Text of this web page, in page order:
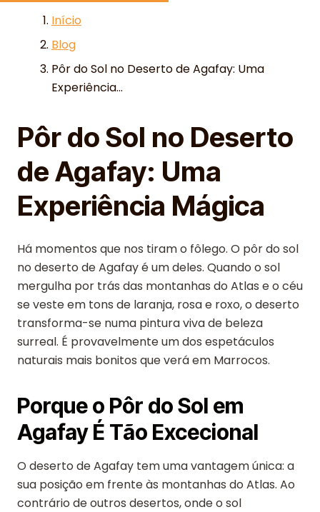
Skip to content
Início
Blog
Pôr do Sol no Deserto de Agafay: Uma
Experiência...
Pôr do Sol no Deserto
de Agafay: Uma
Experiência Mágica
Há momentos que nos tiram o fôlego. O pôr do sol
no deserto de Agafay é um deles. Quando o sol
mergulha por trás das montanhas do Atlas e o céu
se veste em tons de laranja, rosa e roxo, o deserto
transforma-se numa pintura viva de beleza
surreal. É provavelmente um dos espetáculos
naturais mais bonitos que verá em Marrocos.
Porque o Pôr do Sol em
Agafay É Tão Excecional
O deserto de Agafay tem uma vantagem única: a
sua posição em frente às montanhas do Atlas. Ao
contrário de outros desertos, onde o sol